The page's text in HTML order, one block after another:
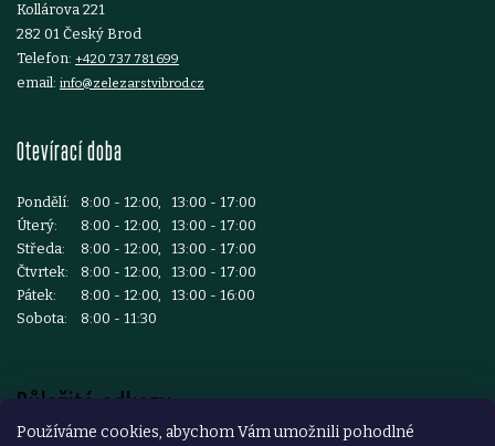
Používáme cookies, abychom Vám umožnili pohodlné
Kollárova 221
282 01 Český Brod
Telefon: +420 737 781 699
email: info@zelezarstvibrod.cz
Otevírací doba
Pondělí:
8:00 - 12:00, 13:00 - 17:00
Úterý:
8:00 - 12:00, 13:00 - 17:00
Středa:
8:00 - 12:00, 13:00 - 17:00
Čtvrtek:
8:00 - 12:00, 13:00 - 17:00
Pátek:
8:00 - 12:00, 13:00 - 16:00
Sobota:
8:00 - 11:30
Důležité odkazy